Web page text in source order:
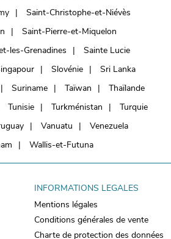
Saint-Christophe-et-Niévès
Saint-Pierre-et-Miquelon
les-Grenadines
Sainte Lucie
Slovénie
Sri Lanka
Suriname Taïwan
Thaïlande
Tunisie Turkménistan
Turquie
Vanuatu
Venezuela
Wallis-et-Futuna
INFORMATIONS LEGALES
Mentions légales
Conditions générales de vente
Charte de protection des données